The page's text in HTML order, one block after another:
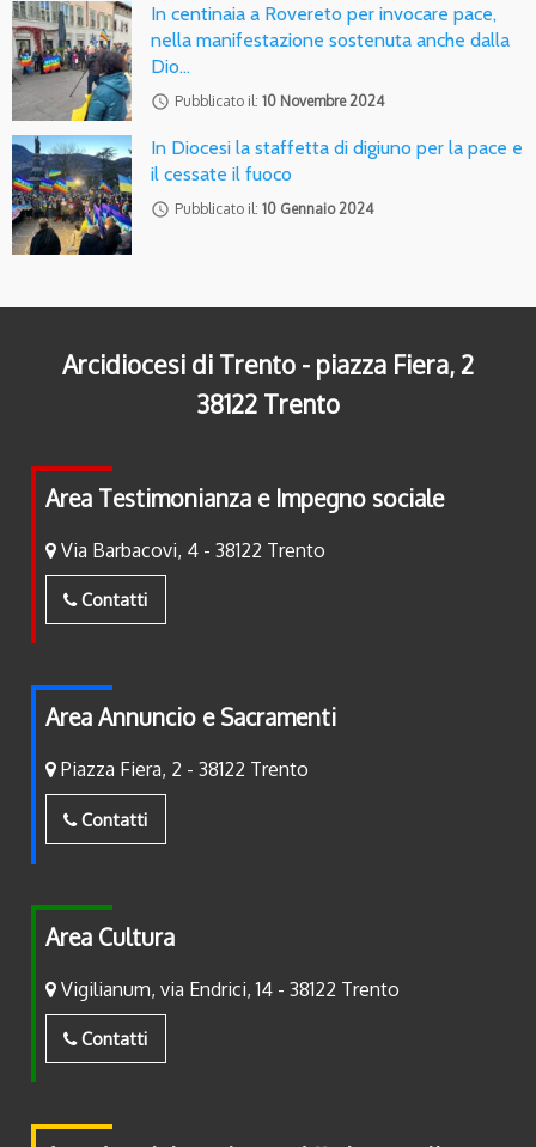
In centinaia a Rovereto per invocare pace,
nella manifestazione sostenuta anche dalla
Dio…
access_time Pubblicato il: 10 Novembre 2024
In Diocesi la staffetta di digiuno per la pace e
il cessate il fuoco
access_time Pubblicato il: 10 Gennaio 2024
Arcidiocesi di Trento - piazza Fiera, 2
38122 Trento
Area Testimonianza e Impegno sociale
Via Barbacovi, 4 - 38122 Trento
Contatti
Area Annuncio e Sacramenti
Piazza Fiera, 2 - 38122 Trento
Contatti
Area Cultura
Vigilianum, via Endrici, 14 - 38122 Trento
Contatti